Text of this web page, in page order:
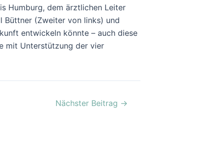
Humburg, dem ärztlichen Leiter
Büttner (Zweiter von links) und
entwickeln könnte – auch diese
mit Unterstützung der vier
Nächster Beitrag →